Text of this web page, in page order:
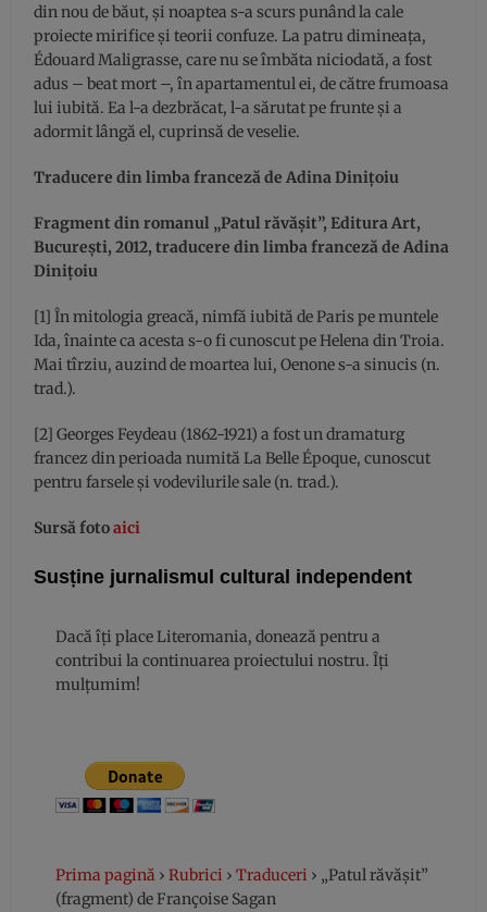
din nou de băut, şi noaptea s-a scurs punând la cale
proiecte mirifice şi teorii confuze. La patru dimineaţa,
Édouard Maligrasse, care nu se îmbăta niciodată, a fost
adus – beat mort –, în apartamentul ei, de către frumoasa
lui iubită. Ea l-a dezbrăcat, l-a sărutat pe frunte şi a
adormit lângă el, cuprinsă de veselie.
Traducere din limba franceză de Adina Diniţoiu
Fragment din romanul „Patul răvăşit”, Editura Art,
Bucureşti, 2012, traducere din limba franceză de Adina
Diniţoiu
[1] În mitologia greacă, nimfă iubită de Paris pe muntele
Ida, înainte ca acesta s-o fi cunoscut pe Helena din Troia.
Mai tîrziu, auzind de moartea lui, Oenone s-a sinucis (n.
trad.).
[2] Georges Feydeau (1862-1921) a fost un dramaturg
francez din perioada numită La Belle Époque, cunoscut
pentru farsele și vodevilurile sale (n. trad.).
Sursă fotoaici
Susține jurnalismul cultural independent
Dacă îți place Literomania, donează pentru a
contribui la continuarea proiectului nostru. Îți
mulțumim!
Prima pagină › Rubrici › Traduceri › „Patul răvăşit”
(fragment) de Françoise Sagan